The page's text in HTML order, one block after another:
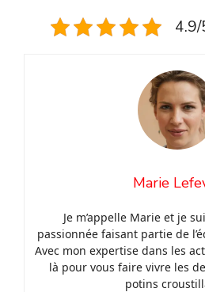
Marie
Je m’appelle Marie et je
passionnée faisant partie de
Avec mon expertise dans les
là pour vous faire vivre les
potins